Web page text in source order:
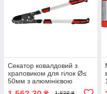
Секатор ковалдовий з
храповиком для гілок Ø≤
50мм з алюмінієвою
телескопічною ручками l=